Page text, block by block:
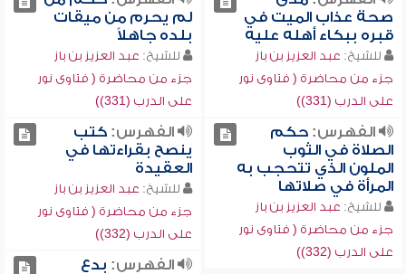
صحة عذاب الميت في
قبره ببكاء أهله عليه
للشيخ: عبد العزيز بن باز
جزء من محاضرة ( فتاوى نور
على الدرب (331))
لم يحرم من ميقات
بلده جاهلاً
للشيخ: عبد العزيز بن باز
جزء من محاضرة ( فتاوى نور
على الدرب (331))
الفهرس:حكم
الصلاة في الثوب
الملون الذي تتحجب به
المرأة في صلاتها
للشيخ: عبد العزيز بن باز
جزء من محاضرة ( فتاوى نور
على الدرب (332))
الفهرس:كتب
ينصح بقراءتها في
العقيدة
للشيخ: عبد العزيز بن باز
جزء من محاضرة ( فتاوى نور
على الدرب (332))
الفهرس: بدع